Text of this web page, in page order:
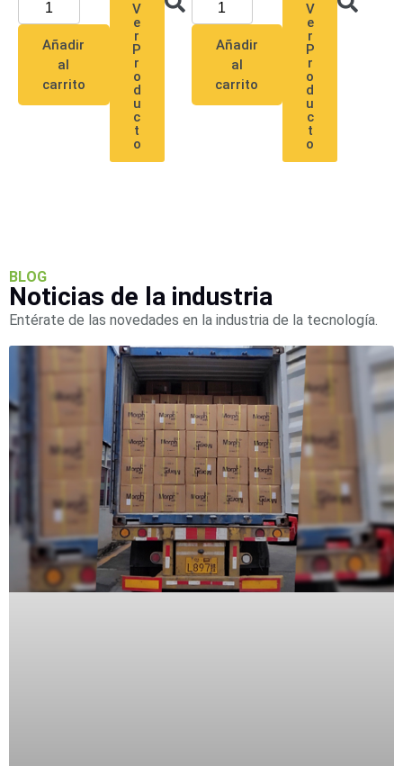
Añadir
al
carrito
V
e
r
P
r
o
d
u
c
t
o
Añadir
al
carrito
V
e
r
P
r
o
d
u
c
t
o
BLOG
Noticias de la industria
Entérate de las novedades en la industria de la tecnología.